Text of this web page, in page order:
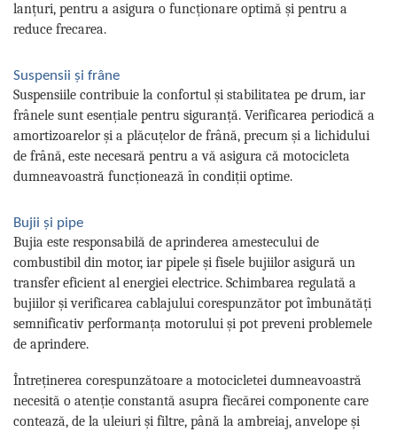
lanțuri, pentru a asigura o funcționare optimă și pentru a
reduce frecarea.
Suspensii și frâne
Suspensiile contribuie la confortul și stabilitatea pe drum, iar
frânele sunt esențiale pentru siguranță. Verificarea periodică a
amortizoarelor și a plăcuțelor de frână, precum și a lichidului
de frână, este necesară pentru a vă asigura că motocicleta
dumneavoastră funcționează în condiții optime.
Bujii și pipe
Bujia este responsabilă de aprinderea amestecului de
combustibil din motor, iar pipele și fisele bujiilor asigură un
transfer eficient al energiei electrice. Schimbarea regulată a
bujiilor și verificarea cablajului corespunzător pot îmbunătăți
semnificativ performanța motorului și pot preveni problemele
de aprindere.
Întreținerea corespunzătoare a motocicletei dumneavoastră
necesită o atenție constantă asupra fiecărei componente care
contează, de la uleiuri și filtre, până la ambreiaj, anvelope și